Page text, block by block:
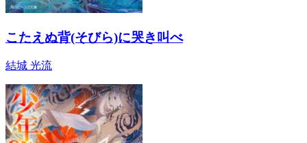
こたえぬ背(そびら)に哭き叫べ
結城 光流